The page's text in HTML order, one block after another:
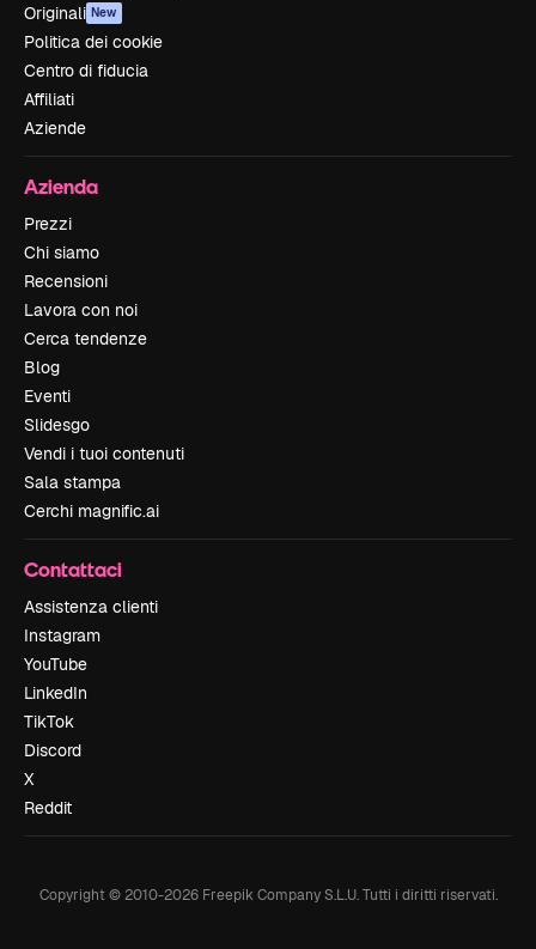
Originali New
Politica dei cookie
Centro di fiducia
Affiliati
Aziende
Azienda
Prezzi
Chi siamo
Recensioni
Lavora con noi
Cerca tendenze
Blog
Eventi
Slidesgo
Vendi i tuoi contenuti
Sala stampa
Cerchi magnific.ai
Contattaci
Assistenza clienti
Instagram
YouTube
LinkedIn
TikTok
Discord
X
Reddit
Copyright © 2010-2026Freepik Company S.L.U. Tutti i diritti riservati.